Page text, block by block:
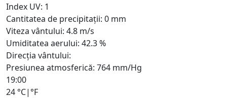
Index UV: 1
Cantitatea de precipitații: 0 mm
Viteza vântului: 4.8 m/s
Umiditatea aerului: 42.3%
Direcția vântului:
Presiunea atmosferică: 764 mm/Hg
19:00
24 °C| °F